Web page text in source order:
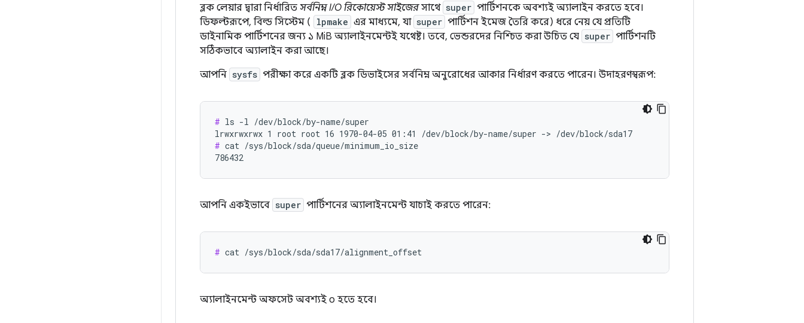
ব্লক লেয়ার দ্বারা নির্ধারিত সর্বনিম্ন I/O রিকোয়েস্ট সাইজেরসাথে super পার্টিশনকে অবশ্যই অ্যালাইন করতে হবে।
ডিফল্টরূপে, বিল্ড সিস্টেম (
lpmake এর মাধ্যমে, যা super পার্টিশন ইমেজ তৈরি করে) ধরে নেয় যে প্রতিটি
ডাইনামিক পার্টিশনের জন্য ১ MiB অ্যালাইনমেন্টই যথেষ্ট। তবে, ভেন্ডরদের নিশ্চিত করা উচিত যে super পার্টিশনটি
সঠিকভাবে অ্যালাইন করা আছে।
আপনি sysfs পরীক্ষা করে একটি ব্লক ডিভাইসের সর্বনিম্ন অনুরোধের আকার নির্ধারণ করতে পারেন। উদাহরণস্বরূপ:
# ls -l /dev/block/by-name/super
# cat /sys/block/sda/queue/minimum_io_size
786432
আপনি একইভাবে super পার্টিশনের অ্যালাইনমেন্ট যাচাই করতে পারেন:
# cat /sys/block/sda/sda17/alignment_offset
অ্যালাইনমেন্ট অফসেট অবশ্যই ০ হতে হবে।